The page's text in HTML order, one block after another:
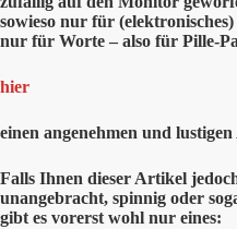
sowieso nur für
nur für Worte – also für Pille-
hier
einen angenehmen und
Falls Ihnen dieser Artikel
unangebracht, spinnig oder
gibt es vorerst wohl nur eines: